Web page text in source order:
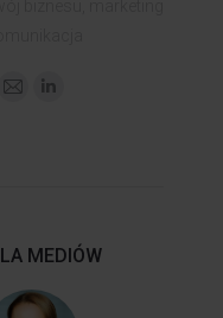
MEDIÓW